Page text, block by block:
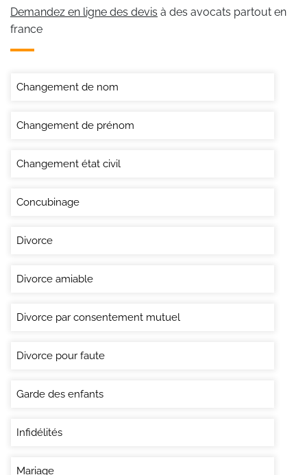
Demandez en ligne des devis à des avocats partout en
france
Changement de nom
Changement de prénom
Changement état civil
Concubinage
Divorce
Divorce amiable
Divorce par consentement mutuel
Divorce pour faute
Garde des enfants
Infidélités
Mariage